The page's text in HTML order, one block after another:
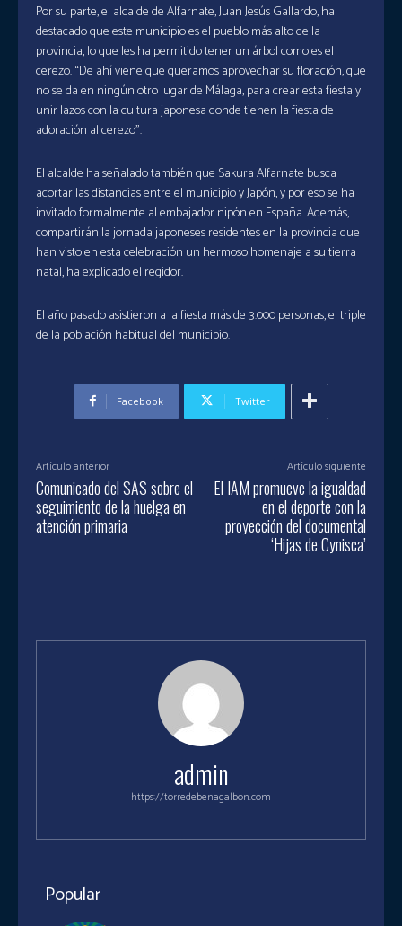
Por su parte, el alcalde de Alfarnate, Juan Jesús Gallardo, ha
destacado que este municipio es el pueblo más alto de la
provincia, lo que les ha permitido tener un árbol como es el
cerezo. “De ahí viene que queramos aprovechar su floración, que
no se da en ningún otro lugar de Málaga, para crear esta fiesta y
unir lazos con la cultura japonesa donde tienen la fiesta de
adoración al cerezo”.
El alcalde ha señalado también que Sakura Alfarnate busca
acortar las distancias entre el municipio y Japón, y por eso se ha
invitado formalmente al embajador nipón en España. Además,
compartirán la jornada japoneses residentes en la provincia que
han visto en esta celebración un hermoso homenaje a su tierra
natal, ha explicado el regidor.
El año pasado asistieron a la fiesta más de 3.000 personas, el triple
de la población habitual del municipio.
Facebook Twitter
Artículo anterior
Comunicado del SAS sobre el
seguimiento de la huelga en
atención primaria
Artículo siguiente
El IAM promueve la igualdad
en el deporte con la
proyección del documental
‘Hijas de Cynisca’
admin
https://torredebenagalbon.com
Popular